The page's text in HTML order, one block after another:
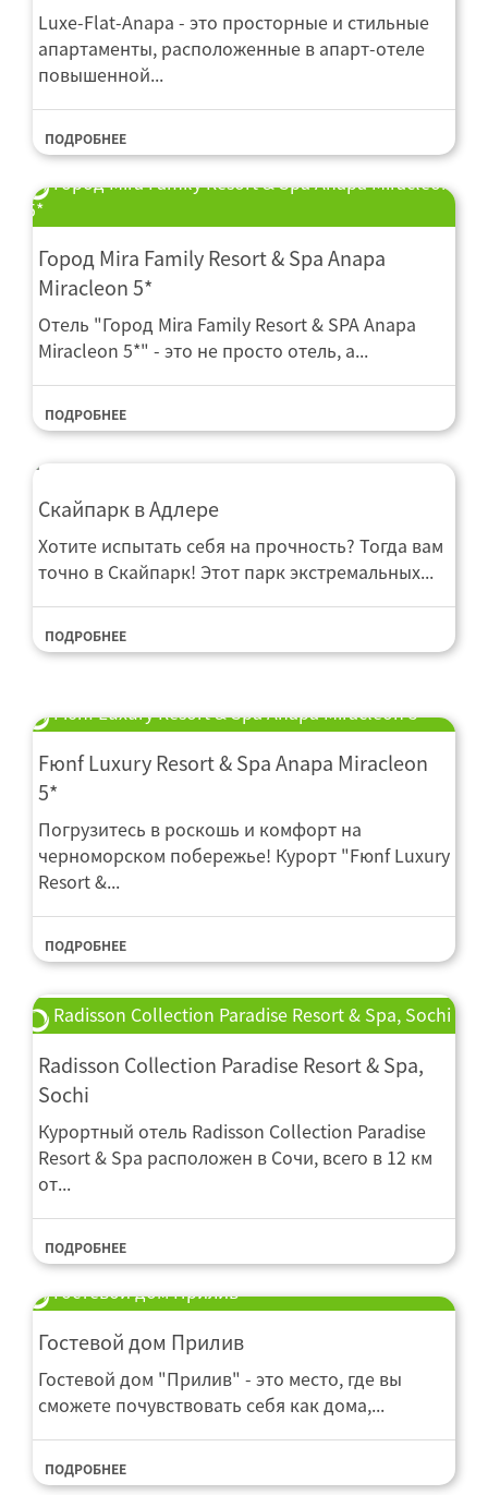
Luxe-Flat-Anapa - это просторные и стильные
апартаменты, расположенные в апарт-отеле
повышенной...
ПОДРОБНЕЕ
Город Mira Family Resort & Spa Anapa Miracleon
5*
Город Mira Family Resort & Spa Anapa
Miracleon 5*
Отель "Город Mira Family Resort & SPA Anapa
Miracleon 5*" - это не просто отель, а...
ПОДРОБНЕЕ
Скайпарк в Адлере
Хотите испытать себя на прочность? Тогда вам
точно в Скайпарк! Этот парк экстремальных...
ПОДРОБНЕЕ
Мельница
Murska
Оборудование для плющения
Fюnf Luxury Resort & Spa Anapa Miracleon 5*
Fюnf Luxury Resort & Spa Anapa Miracleon
5*
Погрузитесь в роскошь и комфорт на
черноморском побережье! Курорт "Fюnf Luxury
Resort &...
ПОДРОБНЕЕ
Radisson Collection Paradise Resort & Spa, Sochi
Radisson Collection Paradise Resort & Spa,
Sochi
Курортный отель Radisson Collection Paradise
Resort & Spa расположен в Сочи, всего в 12 км
от...
ПОДРОБНЕЕ
Гостевой дом Прилив
Гостевой дом Прилив
Гостевой дом "Прилив" - это место, где вы
сможете почувствовать себя как дома,...
ПОДРОБНЕЕ